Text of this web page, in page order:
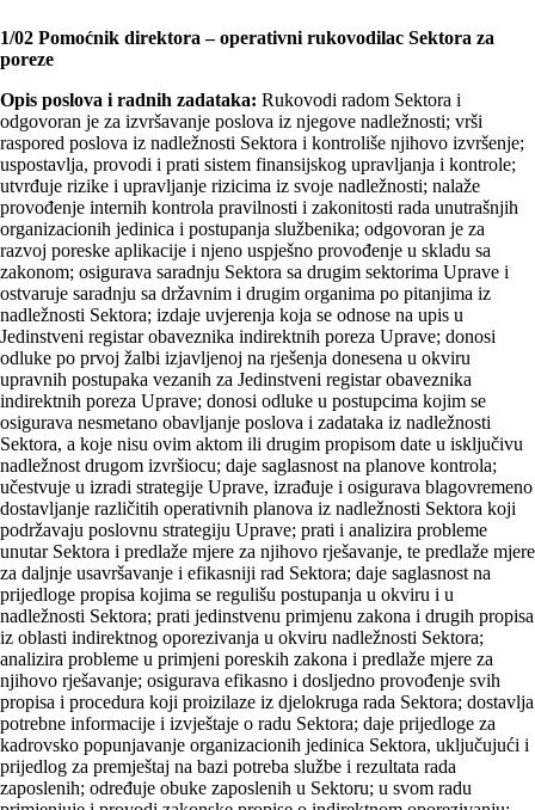
1/02 Pomoćnik direktora – operativni rukovodilac Sektora za
poreze
Opis poslova i radnih zadataka: Rukovodi radom Sektora i
odgovoran je za izvršavanje poslova iz njegove nadležnosti; vrši
raspored poslova iz nadležnosti Sektora i kontroliše njihovo izvršenje;
uspostavlja, provodi i prati sistem finansijskog upravljanja i kontrole;
utvrđuje rizike i upravljanje rizicima iz svoje nadležnosti; nalaže
provođenje internih kontrola pravilnosti i zakonitosti rada unutrašnjih
organizacionih jedinica i postupanja službenika; odgovoran je za
razvoj poreske aplikacije i njeno uspješno provođenje u skladu sa
zakonom; osigurava saradnju Sektora sa drugim sektorima Uprave i
ostvaruje saradnju sa državnim i drugim organima po pitanjima iz
nadležnosti Sektora; izdaje uvjerenja koja se odnose na upis u
Jedinstveni registar obaveznika indirektnih poreza Uprave; donosi
odluke po prvoj žalbi izjavljenoj na rješenja donesena u okviru
upravnih postupaka vezanih za Jedinstveni registar obaveznika
indirektnih poreza Uprave; donosi odluke u postupcima kojim se
osigurava nesmetano obavljanje poslova i zadataka iz nadležnosti
Sektora, a koje nisu ovim aktom ili drugim propisom date u isključivu
nadležnost drugom izvršiocu; daje saglasnost na planove kontrola;
učestvuje u izradi strategije Uprave, izrađuje i osigurava blagovremeno
dostavljanje različitih operativnih planova iz nadležnosti Sektora koji
podržavaju poslovnu strategiju Uprave; prati i analizira probleme
unutar Sektora i predlaže mjere za njihovo rješavanje, te predlaže mjere
za daljnje usavršavanje i efikasniji rad Sektora; daje saglasnost na
prijedloge propisa kojima se regulišu postupanja u okviru i u
nadležnosti Sektora; prati jedinstvenu primjenu zakona i drugih propisa
iz oblasti indirektnog oporezivanja u okviru nadležnosti Sektora;
analizira probleme u primjeni poreskih zakona i predlaže mjere za
njihovo rješavanje; osigurava efikasno i dosljedno provođenje svih
propisa i procedura koji proizilaze iz djelokruga rada Sektora; dostavlja
potrebne informacije i izvještaje o radu Sektora; daje prijedloge za
kadrovsko popunjavanje organizacionih jedinica Sektora, uključujući i
prijedlog za premještaj na bazi potreba službe i rezultata rada
zaposlenih; određuje obuke zaposlenih u Sektoru; u svom radu